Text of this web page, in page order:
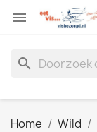

search
Home Wild